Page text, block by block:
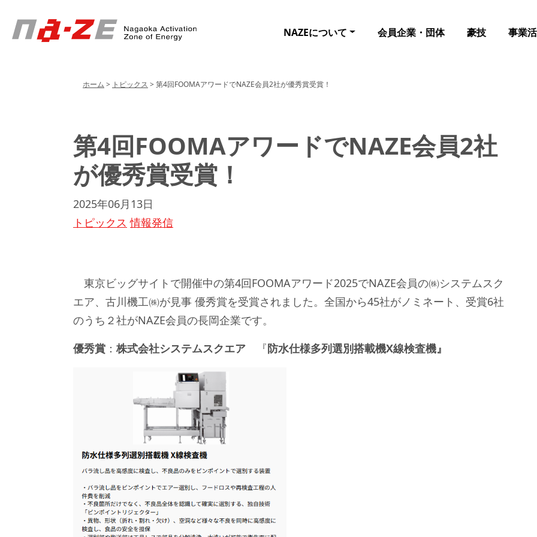
NAZEについて 会員企業・団体 豪技 事業
ホーム > トピックス > 第4回FOOMAアワードでNAZE会員2社が優秀賞受賞！
第4回FOOMAアワードでNAZE会員2社
が優秀賞受賞！
2025年06月13日
トピックス 情報発信
東京ビッグサイトで開催中の第4回FOOMAアワード2025でNAZE会員の㈱システムスク
エア、古川機工㈱が見事 優秀賞を受賞されました。全国から45社がノミネート、受賞6社
のうち２社がNAZE会員の長岡企業です。
優秀賞 ： 株式会社システムスクエア 『防水仕様多列選別搭載機X線検査機』